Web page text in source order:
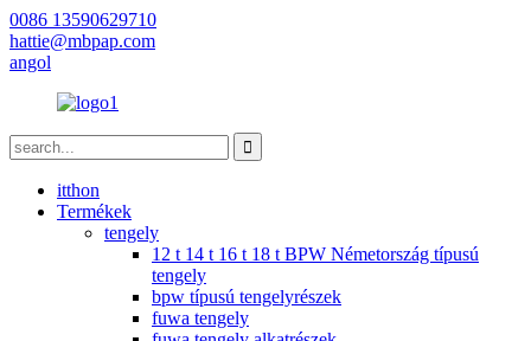
0086 13590629710
hattie@mbpap.com
angol
itthon
Termékek
tengely
12 t 14 t 16 t 18 t BPW Németország típusú
tengely
bpw típusú tengelyrészek
fuwa tengely